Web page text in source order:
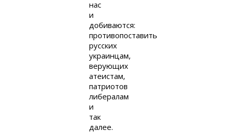
нас
и
добиваются:
противопоставить
русских
украинцам,
верующих
атеистам,
патриотов
либералам
и
так
далее.